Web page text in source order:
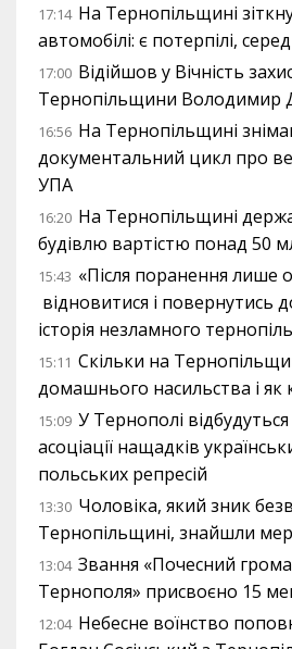
17:14 На Тернопільщині
автомобілі: є потерпілі,
17:00 Відійшов у Вічність
Тернопільщини Володимир
16:56 На Тернопільщині
документальний цикл про
УПА
16:20 На Тернопільщині
будівлю вартістю понад 50
15:43 «Після поранення лише
відновитися і повернутись
історія незламного
15:11 Скільки на
домашнього насильства і як
15:09 У Тернополі
асоціації нащадків
польських репресій
13:30 Чоловіка, який зник
Тернопільщині, знайшли
13:04 Звання «Почесний
Тернополя» присвоєно 15
12:04 Небесне воїнство